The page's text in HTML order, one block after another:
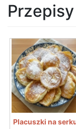
Placuszki na